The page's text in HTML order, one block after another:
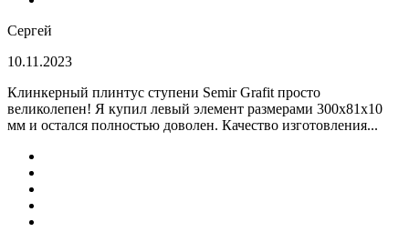
Сергей
10.11.2023
Клинкерный плинтус ступени Semir Grafit просто
великолепен! Я купил левый элемент размерами 300х81х10
мм и остался полностью доволен. Качество изготовления...